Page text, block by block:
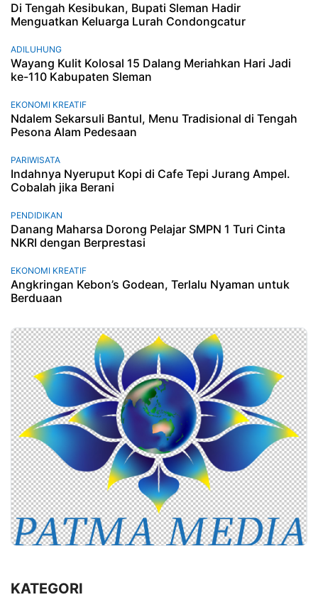
Di Tengah Kesibukan, Bupati Sleman Hadir
Menguatkan Keluarga Lurah Condongcatur
ADILUHUNG
Wayang Kulit Kolosal 15 Dalang Meriahkan Hari Jadi
ke-110 Kabupaten Sleman
EKONOMI KREATIF
Ndalem Sekarsuli Bantul, Menu Tradisional di Tengah
Pesona Alam Pedesaan
PARIWISATA
Indahnya Nyeruput Kopi di Cafe Tepi Jurang Ampel.
Cobalah jika Berani
PENDIDIKAN
Danang Maharsa Dorong Pelajar SMPN 1 Turi Cinta
NKRI dengan Berprestasi
EKONOMI KREATIF
Angkringan Kebon’s Godean, Terlalu Nyaman untuk
Berduaan
KATEGORI